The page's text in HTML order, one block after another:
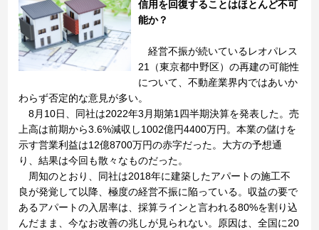
信用を回復することはほとんど不可
能か？
経営不振が続いているレオパレス
21（東京都中野区）の再建の可能性
について、不動産業界内ではあいか
わらず否定的な意見が多い。
8月10日、同社は2022年3月期第1四半期決算を発表した。売
上高は前期から3.6%減収し1002億円4400万円。本業の儲けを
示す営業利益は12億8700万円の赤字だった。大方の予想通
り、結果は今回も散々なものだった。
周知のとおり、同社は2018年に建築したアパートの施工不
良が発覚して以降、極度の経営不振に陥っている。収益の要で
あるアパートの入居率は、採算ラインと言われる80%を割り込
んだまま、今なお改善の兆しが見られない。原因は、全国に20